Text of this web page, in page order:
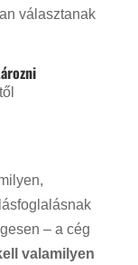
választanak
– a cég
valamilyen